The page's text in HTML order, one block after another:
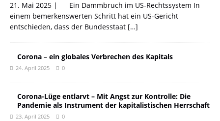
21. Mai 2025 | Ein Dammbruch im US-Rechtssystem In
einem bemerkenswerten Schritt hat ein US-Gericht
entschieden, dass der Bundesstaat […]
Corona – ein globales Verbrechen des Kapitals
24. April 2025 0
Corona-Lüge entlarvt – Mit Angst zur Kontrolle: Die
Pandemie als Instrument der kapitalistischen Herrschaft
23. April 2025 0